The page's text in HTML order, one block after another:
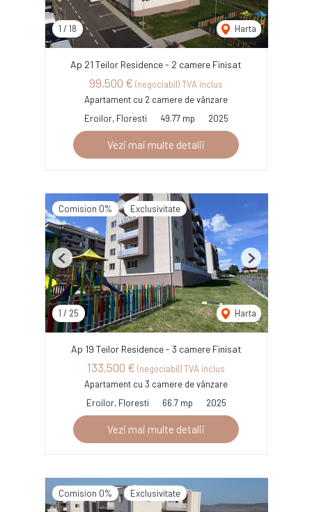
1 / 18 Harta
Ap 21 Teilor Residence - 2 camere Finisat
99,500 € (negociabil) TVA inclus
Apartament cu 2 camere de vânzare
Eroilor, Floresti
49.77 mp 2025
Vezi mai multe detalii
Comision 0% Exclusivitate
1 / 25 Harta
Previous Next
Ap 19 Teilor Residence - 3 camere Finisat
133,500 € (negociabil) TVA inclus
Apartament cu 3 camere de vânzare
Eroilor, Floresti
66.7 mp 2025
Vezi mai multe detalii
Comision 0% Exclusivitate